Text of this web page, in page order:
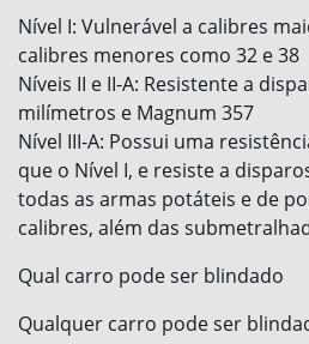
Nível I: Vulnerável a calibres
calibres menores como 32 e 38
Níveis II e II-A: Resistente a
milímetros e Magnum 357
Nível III-A: Possui uma
que o Nível I, e resiste a
todas as armas potáteis e de
calibres, além das
Qual carro pode ser blindado
Qualquer carro pode ser